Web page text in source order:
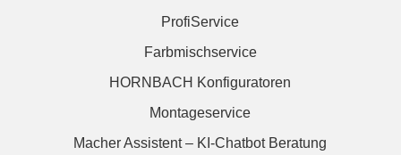
ProfiService
Farbmischservice
HORNBACH Konfiguratoren
Montageservice
Macher Assistent – KI-Chatbot Beratung